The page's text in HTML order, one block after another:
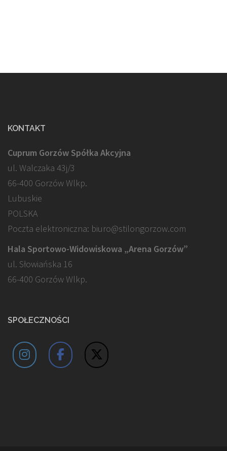
KONTAKT
Cuprum Gorzów Spółka Akcyjna
ul. Walczaka 43j/3
66-400 Gorzów Wlkp.
Lubuskie
POLSKA
Poczta elektroniczna: biuro@stilongorzow.com
Hala Sportowo-Widowiskowa „Arena Gorzów”
ul. Słowiańska 16
66-400 Gorzów Wlkp.
SPOŁECZNOŚCI